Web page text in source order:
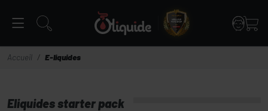
Accueil E-liquides
Eliquides starter pack